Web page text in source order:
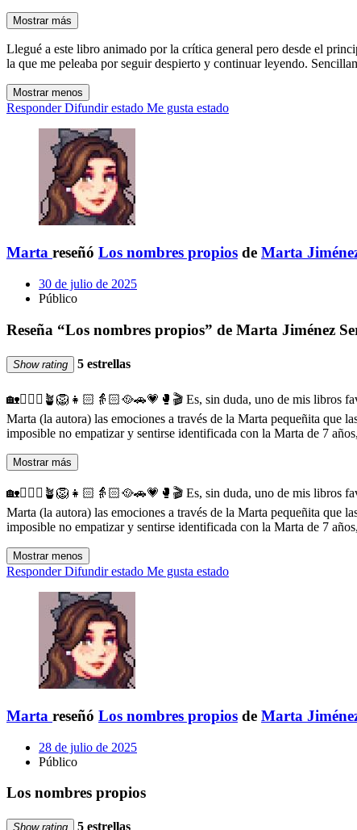
Mostrar más
Llegué a este libro animado por la crítica general pero desde el
la que me peleaba por seguir despierto y continuar leyendo.
Mostrar menos
Responder Difundir estado Me gusta estado
Marta reseñó Los nombres propios de Marta
30 de julio de 2025
Público
Reseña “Los nombres propios” de Marta Jiménez
Show rating 5 estrellas
🏡🏊🏻‍♀️🪴🦁👧🏻👵🏻🥘🚗💗🥊🎬 Es, sin duda, uno de mis libros
Marta (la autora) las emociones a través de la Marta pequeñita que
imposible no empatizar y sentirse identificada con la Marta de 7
Mostrar más
🏡🏊🏻‍♀️🪴🦁👧🏻👵🏻🥘🚗💗🥊🎬 Es, sin duda, uno de mis libros
Marta (la autora) las emociones a través de la Marta pequeñita que
imposible no empatizar y sentirse identificada con la Marta de 7
Mostrar menos
Responder Difundir estado Me gusta estado
Marta reseñó Los nombres propios de Marta
28 de julio de 2025
Público
Los nombres propios
Show rating 5 estrellas